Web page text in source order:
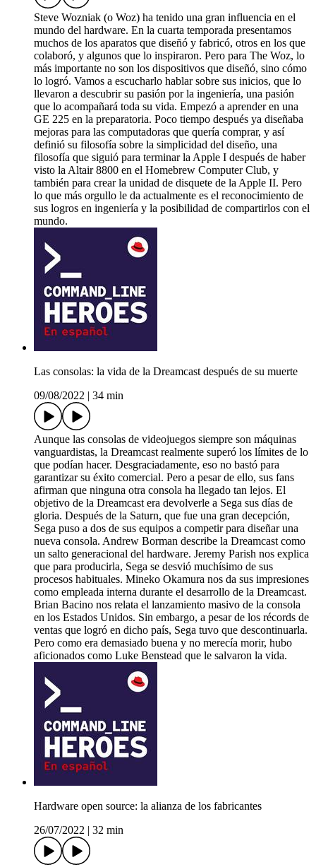
Steve Wozniak (o Woz) ha tenido una gran influencia en el
mundo del hardware. En la cuarta temporada presentamos
muchos de los aparatos que diseñó y fabricó, otros en los que
colaboró, y algunos que lo inspiraron. Pero para The Woz, lo
más importante no son los dispositivos que diseñó, sino cómo
lo logró. Vamos a escucharlo hablar sobre sus inicios, que lo
llevaron a descubrir su pasión por la ingeniería, una pasión
que lo acompañará toda su vida. Empezó a aprender en una
GE 225 en la preparatoria. Poco tiempo después ya diseñaba
mejoras para las computadoras que quería comprar, y así
definió su filosofía sobre la simplicidad del diseño, una
filosofía que siguió para terminar la Apple I después de haber
visto la Altair 8800 en el Homebrew Computer Club, y
también para crear la unidad de disquete de la Apple II. Pero
lo que más orgullo le da actualmente es el reconocimiento de
sus logros en ingeniería y la posibilidad de compartirlos con el
mundo.
Las consolas: la vida de la Dreamcast después de su muerte
09/08/2022
34 min
Aunque las consolas de videojuegos siempre son máquinas
vanguardistas, la Dreamcast realmente superó los límites de lo
que podían hacer. Desgraciadamente, eso no bastó para
garantizar su éxito comercial. Pero a pesar de ello, sus fans
afirman que ninguna otra consola ha llegado tan lejos. El
objetivo de la Dreamcast era devolverle a Sega sus días de
gloria. Después de la Saturn, que fue una gran decepción,
Sega puso a dos de sus equipos a competir para diseñar una
nueva consola. Andrew Borman describe la Dreamcast como
un salto generacional del hardware. Jeremy Parish nos explica
que para producirla, Sega se desvió muchísimo de sus
procesos habituales. Mineko Okamura nos da sus impresiones
como empleada interna durante el desarrollo de la Dreamcast.
Brian Bacino nos relata el lanzamiento masivo de la consola
en los Estados Unidos. Sin embargo, a pesar de los récords de
ventas que logró en dicho país, Sega tuvo que descontinuarla.
Pero como era demasiado buena y no merecía morir, hubo
aficionados como Luke Benstead que le salvaron la vida.
Hardware open source: la alianza de los fabricantes
26/07/2022
32 min